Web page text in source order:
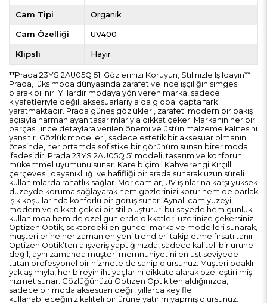
Cam Tipi Organik
Cam Özelliği UV400
Klipsli Hayır
**Prada 23YS 2AU05Q 51: Gözlerinizi Koruyun, Stilinizle Işıldayın**
Prada, lüks moda dünyasında zarafet ve ince işçiliğin simgesi
olarak bilinir. Yıllardır modaya yön veren marka, sadece
kıyafetleriyle değil, aksesuarlarıyla da global çapta fark
yaratmaktadır. Prada güneş gözlükleri, zarafeti modern bir bakış
açısıyla harmanlayan tasarımlarıyla dikkat çeker. Markanın her bir
parçası, ince detaylara verilen önemi ve üstün malzeme kalitesini
yansıtır. Gözlük modelleri, sadece estetik bir aksesuar olmanın
ötesinde, her ortamda sofistike bir görünüm sunan birer moda
ifadesidir. Prada 23YS 2AU05Q 51 modeli, tasarım ve konforun
mükemmel uyumunu sunar. Kare biçimli Kahverengi Kırçıllı
çerçevesi, dayanıklılığı ve hafifliği bir arada sunarak uzun süreli
kullanımlarda rahatlık sağlar. Mor camlar, UV ışınlarına karşı yüksek
düzeyde koruma sağlayarak hem gözlerinizi korur hem de parlak
ışık koşullarında konforlu bir görüş sunar. Aynalı cam yüzeyi,
modern ve dikkat çekici bir stil oluşturur; bu sayede hem günlük
kullanımda hem de özel günlerde dikkatleri üzerinize çekersiniz.
Optizen Optik, sektördeki en güncel marka ve modelleri sunarak,
müşterilerine her zaman en yeni trendleri takip etme fırsatı tanır.
Optizen Optik’ten alışveriş yaptığınızda, sadece kaliteli bir ürüne
değil, aynı zamanda müşteri memnuniyetini en üst seviyede
tutan profesyonel bir hizmete de sahip olursunuz. Müşteri odaklı
yaklaşımıyla, her bireyin ihtiyaçlarını dikkate alarak özelleştirilmiş
hizmet sunar. Gözlüğünüzü Optizen Optik’ten aldığınızda,
sadece bir moda aksesuarı değil, yıllarca keyifle
kullanabileceğiniz kaliteli bir ürüne yatırım yapmış olursunuz.